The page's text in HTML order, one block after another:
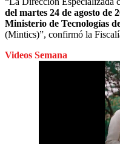
del martes 24 de agosto de
Ministerio de Tecnologías
(Mintics)”, confirmó la
Videos Semana